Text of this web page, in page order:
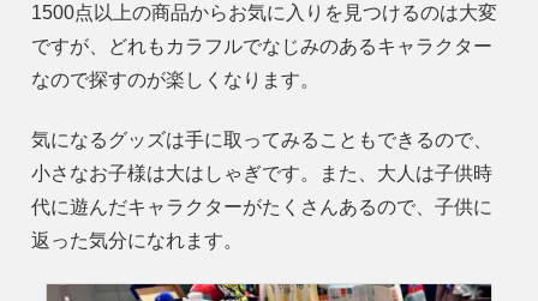
1500点以上の商品からお気に入りを見つけるのは大変
ですが、どれもカラフルでなじみのあるキャラクター
なので探すのが楽しくなります。
気になるグッズは手に取ってみることもできるので、
小さなお子様は大はしゃぎです。また、大人は子供時
代に遊んだキャラクターがたくさんあるので、子供に
返った気分になれます。